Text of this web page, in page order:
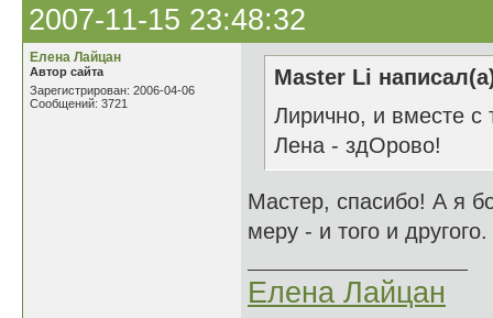
2007-11-15 23:48:32
Елена Лайцан
Автор сайта
Зарегистрирован: 2006-04-06
Сообщений: 3721
Master Li
Лирично, и вместе с
Лена - здОрово!
Мастер, спасибо! А я
меру - и того и другого.
Елена Лайцан